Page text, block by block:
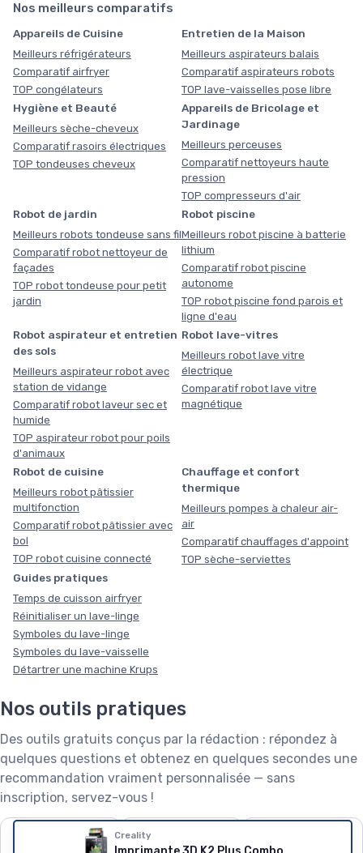
Creality
Nos meilleurs comparatifs
Appareils de Cuisine
Meilleurs réfrigérateurs
Comparatif airfryer
TOP congélateurs
Entretien de la Maison
Meilleurs aspirateurs balais
Comparatif aspirateurs robots
TOP lave-vaisselles pose libre
Hygiène et Beauté
Meilleurs sèche-cheveux
Comparatif rasoirs électriques
TOP tondeuses cheveux
Appareils de Bricolage et
Jardinage
Meilleurs perceuses
Comparatif nettoyeurs haute
pression
TOP compresseurs d'air
Robot de jardin
Meilleurs robots tondeuse sans fil
Comparatif robot nettoyeur de
façades
TOP robot tondeuse pour petit
jardin
Robot piscine
Meilleurs robot piscine à batterie
lithium
Comparatif robot piscine
autonome
TOP robot piscine fond parois et
ligne d'eau
Robot aspirateur et entretien
des sols
Meilleurs aspirateur robot avec
station de vidange
Comparatif robot laveur sec et
humide
TOP aspirateur robot pour poils
d'animaux
Robot lave-vitres
Meilleurs robot lave vitre
électrique
Comparatif robot lave vitre
magnétique
Robot de cuisine
Meilleurs robot pâtissier
multifonction
Comparatif robot pâtissier avec
bol
TOP robot cuisine connecté
Chauffage et confort
thermique
Meilleurs pompes à chaleur air-
air
Comparatif chauffages d'appoint
TOP sèche-serviettes
Guides pratiques
Temps de cuisson airfryer
Réinitialiser un lave-linge
Symboles du lave-linge
Symboles du lave-vaisselle
Détartrer une machine Krups
Nos outils pratiques
Des outils gratuits conçus par la rédaction : répondez à
quelques questions et obtenez en quelques secondes une
recommandation vraiment personnalisée — sans
inscription, servez-vous !